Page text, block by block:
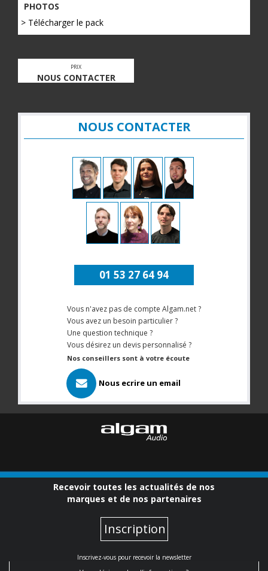
PHOTOS
> Télécharger le pack
PRIX
NOUS CONTACTER
NOUS CONTACTER
01 53 27 64 94
Vous n'avez pas de compte Algam.net ?
Vous avez un besoin particulier ?
Une question technique ?
Vous désirez un devis personnalisé ?
Nos conseillers sont à votre écoute
Nous ecrire un email
Recevoir toutes les actualités de nos
marques et de nos partenaires
Inscription
Inscrivez-vous pour recevoir la newsletter